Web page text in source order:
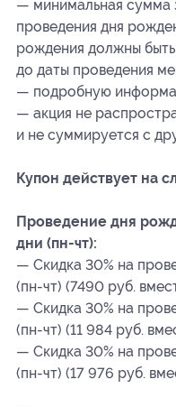
— минимальная сумма
проведения дня
рождения должны быть
до даты проведения
— подробную
— акция не
и не суммируется с
Купон действует на
Проведение дня
дни (пн-чт):
— Скидка 30% на
(пн-чт) (7490 руб.
— Скидка 30% на
(пн-чт) (11 984 руб.
— Скидка 30% на
(пн-чт) (17 976 руб.